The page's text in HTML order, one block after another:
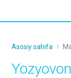
Asosiy sahifa